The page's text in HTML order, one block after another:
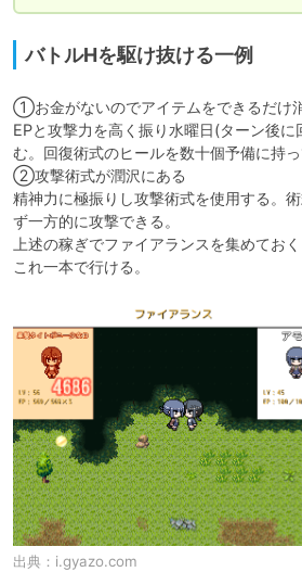
バトルHを駆け抜ける一例
①お金がないのでアイテムをできるだけ
EPと攻撃力を高く振り水曜日(ターン後
む。回復術式のヒールを数十個予備に持
②攻撃術式が潤沢にある
精神力に極振りし攻撃術式を使用する。
ず一方的に攻撃できる。
上述の稼ぎでファイアランスを集めてお
これ一本で行ける。
出典： i.gyazo.com